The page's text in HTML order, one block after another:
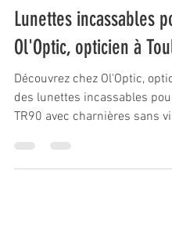
Lunettes incassables
Ol'Optic, opticien à
Découvrez chez Ol'Optic,
des lunettes incassables
TR90 avec charnières sans